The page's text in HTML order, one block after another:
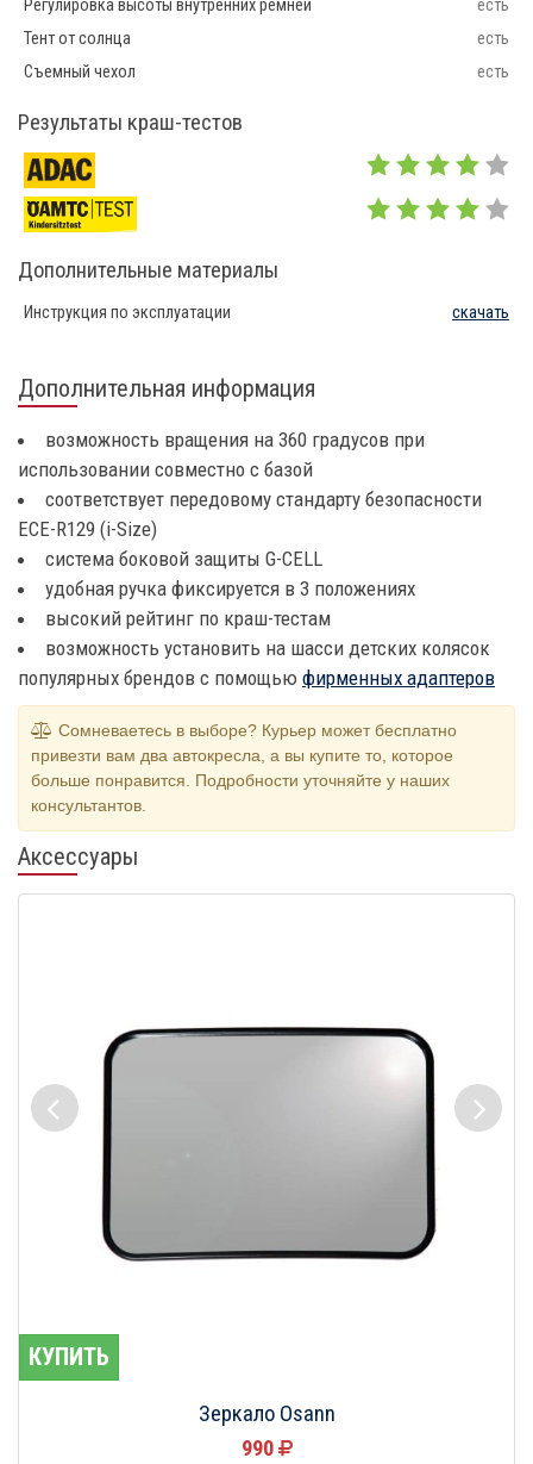
Регулировка высоты внутренних ремней
есть
Тент от солнца
есть
Съемный чехол
есть
Результаты краш-тестов
Дополнительные материалы
Инструкция по эксплуатации скачать
Дополнительная информация
возможность вращения на 360 градусов при
использовании совместно с базой
соответствует передовому стандарту безопасности
ECE-R129 (i-Size)
система боковой защиты G-CELL
удобная ручка фиксируется в 3 положениях
высокий рейтинг по краш-тестам
возможность установить на шасси детских колясок
популярных брендов с помощью фирменных адаптеров
Сомневаетесь в выборе? Курьер может бесплатно
привезти вам два автокресла, а вы купите то, которое
больше понравится. Подробности уточняйте у наших
консультантов.
Аксессуары
КУПИТЬ
Зеркало Osann
990